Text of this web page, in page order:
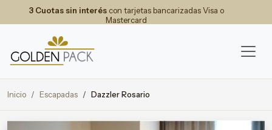
3 Cuotas sin interéscon tarjetas bancarizadas Visa o
Mastercard
Inicio Escapadas Dazzler Rosario